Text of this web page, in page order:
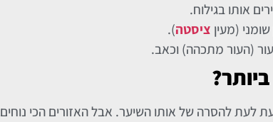
אותו בגילוח.
(מעין ציסטה).
(העור מתכהה) וכאב.
לעת להסרה של אותו השיער. אבל האזורים הכי נוחים